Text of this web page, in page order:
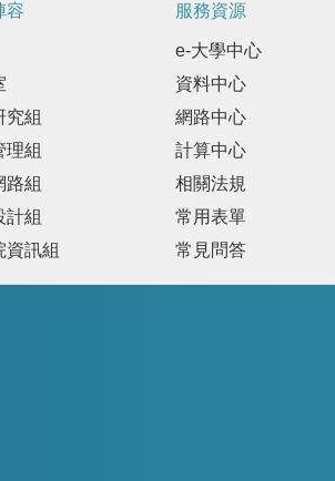
容
究組
理組
路組
計組
資訊組
服務資源
e-大學中心
資料中心
網路中心
計算中心
相關法規
常用表單
常見問答